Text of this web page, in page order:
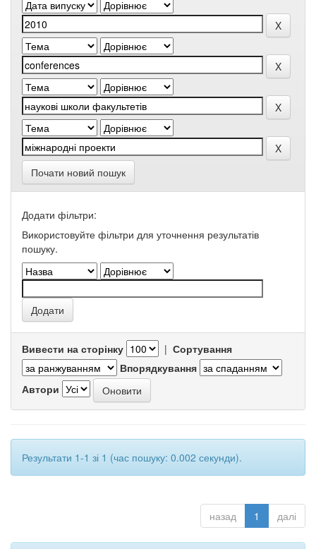
Почати новий пошук
Додати фільтри:
Використовуйте фільтри для уточнення результатів
пошуку.
Вивести на сторінку | Сортування
Впорядкування
Автори
Результати 1-1 зі 1 (час пошуку: 0.002 секунди).
назад 1 далі